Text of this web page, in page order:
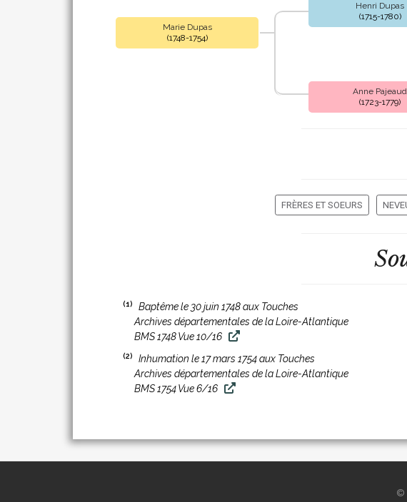
Marie Dupas
(1748-1754)
Henri Dupas
(1715-1780)
Anne Pajeaud
(1723-1779)
FRÈRES ET SOEURS
(1)
Baptême le 30 juin 1748 aux Touches
Archives départementales de la Loire-Atlantique
BMS 1748 Vue 10/16
(2)
Inhumation le 17 mars 1754 aux Touches
Archives départementales de la Loire-Atlantique
BMS 1754 Vue 6/16
©